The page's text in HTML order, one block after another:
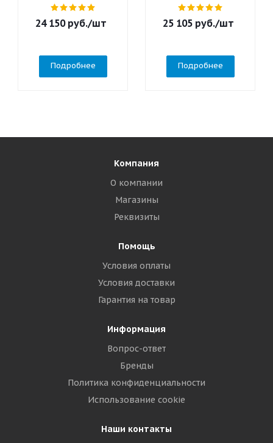
24 150руб./шт
Подробнее
25 105 руб./шт
Подробнее
Компания
О компании
Магазины
Реквизиты
Помощь
Условия оплаты
Условия доставки
Гарантия на товар
Информация
Вопрос-ответ
Бренды
Политика конфиденциальности
Использование cookie
Наши контакты